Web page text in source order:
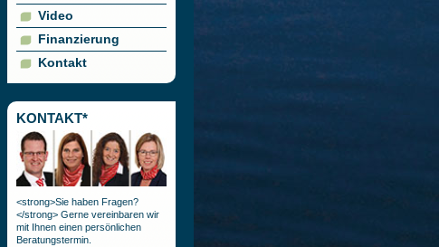
Video
Finanzierung
Kontakt
KONTAKT*
<strong>Sie haben Fragen?
</strong> Gerne vereinbaren wir
mit Ihnen einen persönlichen
Beratungstermin.